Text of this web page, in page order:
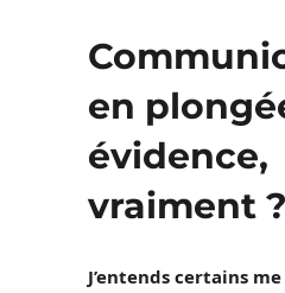
en
évidence,
vraiment ?
J’entends certains